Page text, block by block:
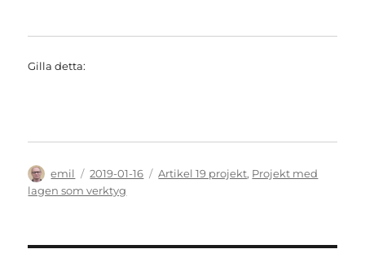
Gilla detta:
Författare
emil
Publicerat
den
2019-01-16 Kategorier
Artikel 19 projekt, Projekt med
lagen som verktyg